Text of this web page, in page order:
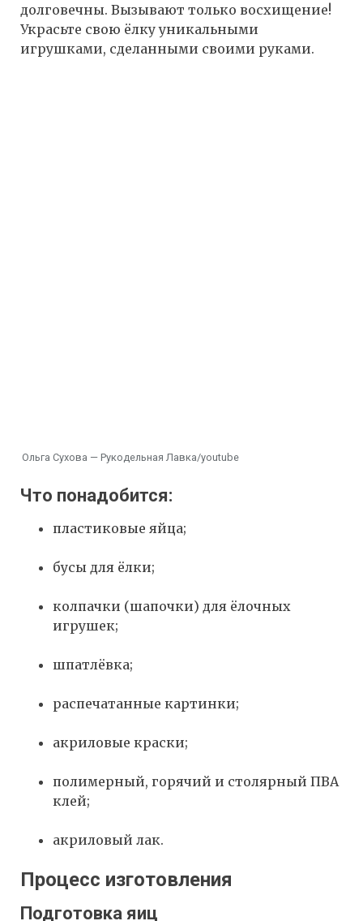
долговечны. Вызывают только восхищение!
Украсьте свою ёлку уникальными
игрушками, сделанными своими руками.
Ольга Сухова — Рукодельная Лавка/youtube
Что понадобится:
пластиковые яйца;
бусы для ёлки;
колпачки (шапочки) для ёлочных
игрушек;
шпатлёвка;
распечатанные картинки;
акриловые краски;
полимерный, горячий и столярный ПВА
клей;
акриловый лак.
Процесс изготовления
Подготовка яиц